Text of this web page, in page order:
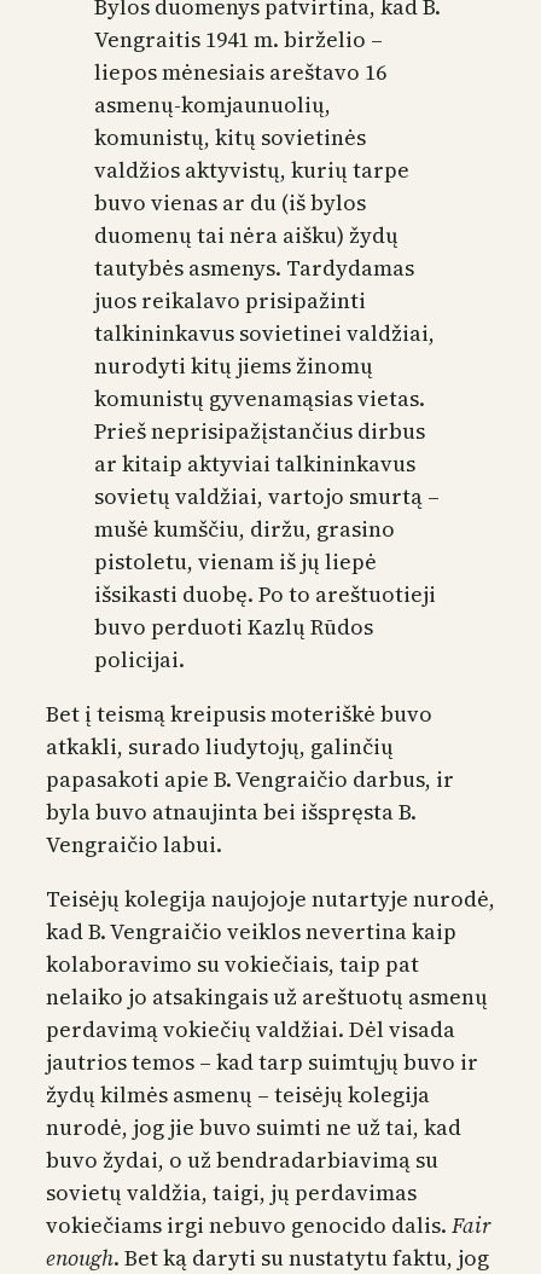
Bylos duomenys patvirtina, kad B.
Vengraitis 1941 m. birželio –
liepos mėnesiais areštavo 16
asmenų-komjaunuolių,
komunistų, kitų sovietinės
valdžios aktyvistų, kurių tarpe
buvo vienas ar du (iš bylos
duomenų tai nėra aišku) žydų
tautybės asmenys. Tardydamas
juos reikalavo prisipažinti
talkininkavus sovietinei valdžiai,
nurodyti kitų jiems žinomų
komunistų gyvenamąsias vietas.
Prieš neprisipažįstančius dirbus
ar kitaip aktyviai talkininkavus
sovietų valdžiai, vartojo smurtą –
mušė kumščiu, diržu, grasino
pistoletu, vienam iš jų liepė
išsikasti duobę. Po to areštuotieji
buvo perduoti Kazlų Rūdos
policijai.
Bet į teismą kreipusis moteriškė buvo
atkakli, surado liudytojų, galinčių
papasakoti apie B. Vengraičio darbus, ir
byla buvo atnaujinta bei išspręsta B.
Vengraičio labui.
Teisėjų kolegija naujojoje nutartyje nurodė,
kad B. Vengraičio veiklos nevertina kaip
kolaboravimo su vokiečiais, taip pat
nelaiko jo atsakingais už areštuotų asmenų
perdavimą vokiečių valdžiai. Dėl visada
jautrios temos – kad tarp suimtųjų buvo ir
žydų kilmės asmenų – teisėjų kolegija
nurodė, jog jie buvo suimti ne už tai, kad
buvo žydai, o už bendradarbiavimą su
sovietų valdžia, taigi, jų perdavimas
vokiečiams irgi nebuvo genocido dalis. Fair
enough. Bet ką daryti su nustatytu faktu, jog